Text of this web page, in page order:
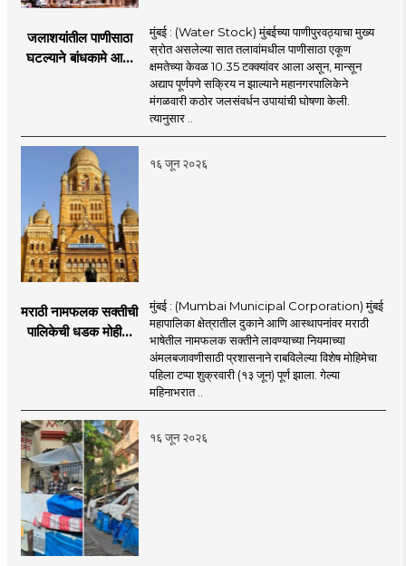
जलाशयांतील पाणीसाठा
घटल्याने बांधकामे आणि
निर्बंध
मुंबई : (Water Stock) मुंबईच्या पाणीपुरवठ्याचा मुख्य
स्रोत असलेल्या सात तलावांमधील पाणीसाठा एकूण
क्षमतेच्या केवळ 10.35 टक्क्यांवर आला असून, मान्सून
अद्याप पूर्णपणे सक्रिय न झाल्याने महानगरपालिकेने
मंगळवारी कठोर जलसंवर्धन उपायांची घोषणा केली.
त्यानुसार ..
१६ जून २०२६
मराठी नामफलक सक्तीची
पालिकेची धडक मोहीम;
मुंबई : (Mumbai Municipal Corporation) मुंबई
महापालिका क्षेत्रातील दुकाने आणि आस्थापनांवर मराठी
भाषेतील नामफलक सक्तीने लावण्याच्या नियमाच्या
अंमलबजावणीसाठी प्रशासनाने राबविलेल्या विशेष मोहिमेचा
पहिला टप्पा शुक्रवारी (१३ जून) पूर्ण झाला. गेल्या
महिनाभरात ..
१६ जून २०२६